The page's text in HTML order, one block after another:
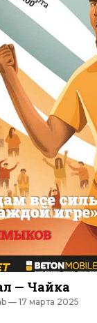
— Чайка
—17 марта 2025